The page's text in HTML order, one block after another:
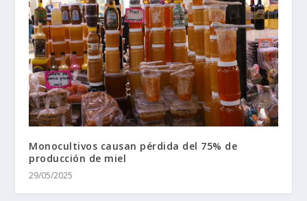
Monocultivos causan pérdida del 75% de
producción de miel
29/05/2025